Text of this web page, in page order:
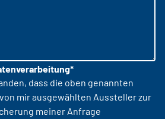
dass die oben genannten
mir ausgewählten Aussteller zur
meiner Anfrage